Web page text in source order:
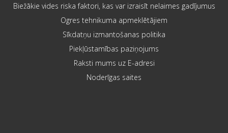
Biežākie vides riska faktori, kas var izraisīt nelaimes gadījumus
Ogres tehnikuma apmeklētājiem
Sīkdatņu izmantošanas politika
Piekļūstamības paziņojums
Raksti mums uz E-adresi
Noderīgas saites